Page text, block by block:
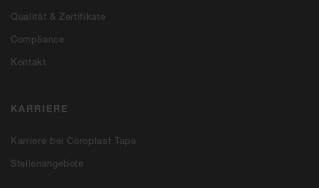
Qualität & Zertifikate
Compliance
Kontakt
KARRIERE
Karriere bei Coroplast Tape
Stellenangebote